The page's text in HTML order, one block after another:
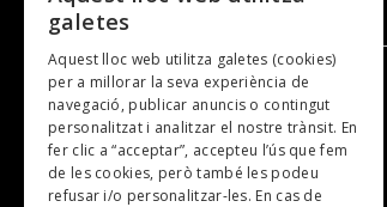
Clàssic.
NOSALTRES
El Grup
galetes
Aquest lloc web utilitza galetes (cookies)
per a millorar la seva experiència de
navegació, publicar anuncis o contingut
personalitzat i analitzar el nostre trànsit. En
fer clic a “acceptar”, accepteu l’ús que fem
de les cookies, però també les podeu
refusar i/o personalitzar-les. En cas de